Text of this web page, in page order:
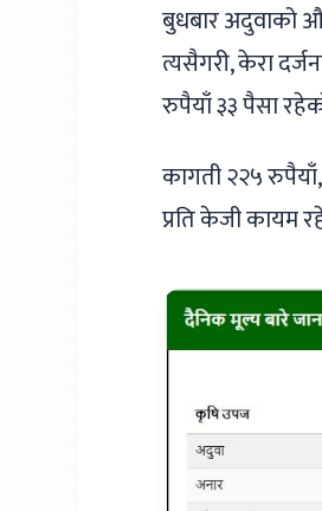
बुधबार अदुवाको
त्यसैगरी, केरा
रुपैयाँ ३३ पैसा
कागती २२५
प्रति केजी कायम